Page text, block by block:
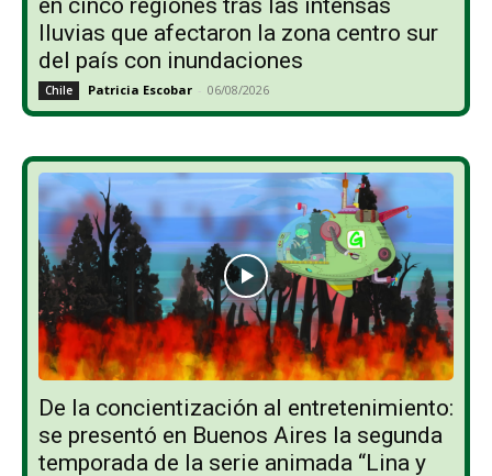
en cinco regiones tras las intensas
lluvias que afectaron la zona centro sur
del país con inundaciones
Chile Patricia Escobar - 06/08/2026
De la concientización al entretenimiento:
se presentó en Buenos Aires la segunda
temporada de la serie animada “Lina y